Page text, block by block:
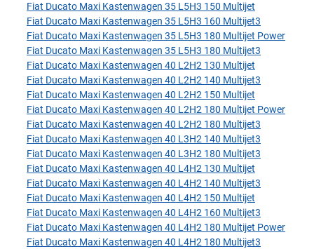
Fiat Ducato Maxi Kastenwagen 35 L5H3 150 Multijet
Fiat Ducato Maxi Kastenwagen 35 L5H3 160 Multijet3
Fiat Ducato Maxi Kastenwagen 35 L5H3 180 Multijet Power
Fiat Ducato Maxi Kastenwagen 35 L5H3 180 Multijet3
Fiat Ducato Maxi Kastenwagen 40 L2H2 130 Multijet
Fiat Ducato Maxi Kastenwagen 40 L2H2 140 Multijet3
Fiat Ducato Maxi Kastenwagen 40 L2H2 150 Multijet
Fiat Ducato Maxi Kastenwagen 40 L2H2 180 Multijet Power
Fiat Ducato Maxi Kastenwagen 40 L2H2 180 Multijet3
Fiat Ducato Maxi Kastenwagen 40 L3H2 140 Multijet3
Fiat Ducato Maxi Kastenwagen 40 L3H2 180 Multijet3
Fiat Ducato Maxi Kastenwagen 40 L4H2 130 Multijet
Fiat Ducato Maxi Kastenwagen 40 L4H2 140 Multijet3
Fiat Ducato Maxi Kastenwagen 40 L4H2 150 Multijet
Fiat Ducato Maxi Kastenwagen 40 L4H2 160 Multijet3
Fiat Ducato Maxi Kastenwagen 40 L4H2 180 Multijet Power
Fiat Ducato Maxi Kastenwagen 40 L4H2 180 Multijet3